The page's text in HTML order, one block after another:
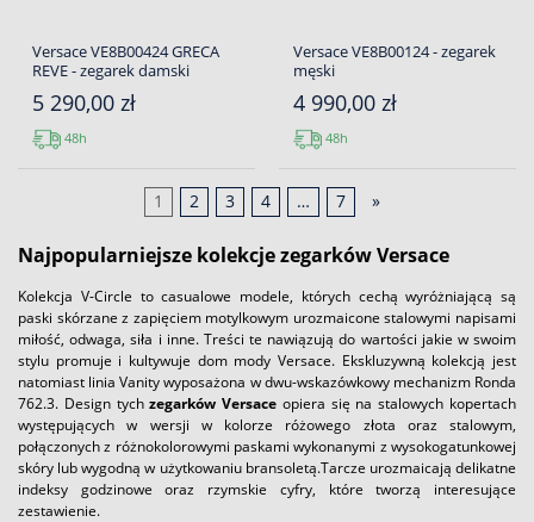
Versace VE8B00424 GRECA
REVE - zegarek damski
5 290,00 zł
48h
Versace VE8B00124 - zegarek
męski
4 990,00 zł
48h
1 2 3 4 … 7 »
Najpopularniejsze kolekcje zegarków Versace
Kolekcja V-Circle to casualowe modele, których cechą wyróżniającą są
paski skórzane z zapięciem motylkowym urozmaicone stalowymi napisami
miłość, odwaga, siła i inne. Treści te nawiązują do wartości jakie w swoim
stylu promuje i kultywuje dom mody Versace. Ekskluzywną kolekcją jest
natomiast linia Vanity wyposażona w dwu-wskazówkowy mechanizm Ronda
762.3. Design tychzegarków Versace opiera się na stalowych kopertach
występujących w wersji w kolorze różowego złota oraz stalowym,
połączonych z różnokolorowymi paskami wykonanymi z wysokogatunkowej
skóry lub wygodną w użytkowaniu bransoletą.Tarcze urozmaicają delikatne
indeksy godzinowe oraz rzymskie cyfry, które tworzą interesujące
zestawienie.